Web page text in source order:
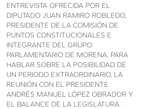
ENTREVISTA OFRECIDA POR EL
DIPUTADO JUAN RAMIRO ROBLEDO,
PRESIDENTE DE LA COMISIÓN DE
PUNTOS CONSTITUCIONALES E
INTEGRANTE DEL GRUPO
PARLAMENTARIO DE MORENA, PARA
HABLAR SOBRE LA POSIBILIDAD DE
UN PERIODO EXTRAORDINARIO, LA
REUNIÓN CON EL PRESIDENTE
ANDRÉS MANUEL LÓPEZ OBRADOR Y
EL BALANCE DE LA LEGISLATURA.